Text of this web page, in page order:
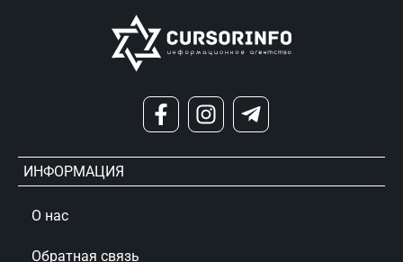
ИНФОРМАЦИЯ
О нас
Обратная связь